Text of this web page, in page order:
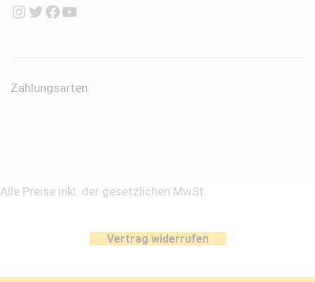
Instagram
Twitter
Facebook
YouTube
Zahlungsarten
Alle Preise inkl. der gesetzlichen MwSt.
Vertrag widerrufen